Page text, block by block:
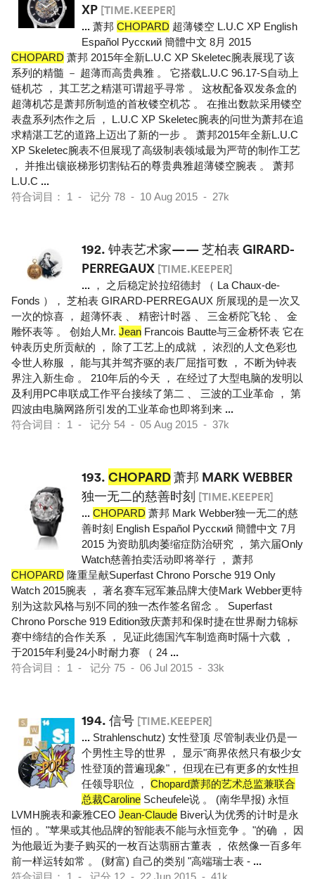
XP [TIME.KEEPER]
... 萧邦 CHOPARD 超薄镂空 L.U.C XP English
Español Pусский 簡體中文 8月 2015
CHOPARD 萧邦 2015年全新L.U.C XP Skeletec腕表展现了该
系列的精髓 － 超薄而高贵典雅 。 它搭载L.U.C 96.17-S自动上
链机芯 ， 其工艺之精湛可谓超乎寻常 。 这枚配备双发条盒的
超薄机芯是萧邦所制造的首枚镂空机芯 。 在推出数款采用镂空
表盘系列杰作之后 ， L.U.C XP Skeletec腕表的问世为萧邦在追
求精湛工艺的道路上迈出了新的一步 。 萧邦2015年全新L.U.C
XP Skeletec腕表不但展现了高级制表领域最为严苛的制作工艺
， 并推出镶嵌梯形切割钻石的尊贵典雅超薄镂空腕表 。 萧邦
L.U.C ...
符合词目： 1 - 记分 78 - 10 Aug 2015 - 27k
192. 钟表艺术家—— 芝柏表 GIRARD-
PERREGAUX [TIME.KEEPER]
... ， 之后稳定於拉绍德封 （ La Chaux-de-
Fonds ）， 芝柏表 GIRARD-PERREGAUX 所展现的是一次又
一次的惊喜 ， 超薄怀表 、 精密计时器 、 三金桥陀飞轮 、 金
雕怀表等 。 创始人Mr. Jean Francois Bautte与三金桥怀表 它在
钟表历史所贡献的 ， 除了工艺上的成就 ， 浓烈的人文色彩也
令世人称服 ， 能与其并驾齐驱的表厂屈指可数 ， 不断为钟表
界注入新生命 。 210年后的今天 ， 在经过了大型电脑的发明以
及利用PC串联成工作平台接续了第二 、 三波的工业革命 ， 第
四波由电脑网路所引发的工业革命也即将到来 ...
符合词目： 1 - 记分 54 - 05 Aug 2015 - 37k
193. CHOPARD萧邦 MARK WEBBER
独一无二的慈善时刻 [TIME.KEEPER]
... CHOPARD 萧邦 Mark Webber独一无二的慈
善时刻 English Español Pусский 簡體中文 7月
2015 为资助肌肉萎缩症防治研究 ， 第六届Only
Watch慈善拍卖活动即将举行 ， 萧邦
CHOPARD 隆重呈献Superfast Chrono Porsche 919 Only
Watch 2015腕表 ， 著名赛车冠军兼品牌大使Mark Webber更特
别为这款风格与别不同的独一杰作签名留念 。 Superfast
Chrono Porsche 919 Edition致庆萧邦和保时捷在世界耐力锦标
赛中缔结的合作关系 ， 见证此德国汽车制造商时隔十六载 ，
于2015年利曼24小时耐力赛 （ 24 ...
符合词目： 1 - 记分 75 - 06 Jul 2015 - 33k
194. 信号 [TIME.KEEPER]
... Strahlenschutz) 女性登顶 尽管制表业仍是一
个男性主导的世界 ， 显示"商界依然只有极少女
性登顶的普遍现象"， 但现在已有更多的女性担
任领导职位 ， Chopard萧邦的艺术总监兼联合
总裁Caroline Scheufele说 。 (南华早报) 永恒
LVMH腕表和豪雅CEO Jean-Claude Biver认为优秀的计时是永
恒的 。"苹果或其他品牌的智能表不能与永恒竞争 。"的确 ， 因
为他最近为妻子购买的一枚百达翡丽古董表 ， 依然像一百多年
前一样运转如常 。 (财富) 自己的类别 "高端瑞士表 - ...
符合词目： 1 - 记分 12 - 22 Jun 2015 - 41k